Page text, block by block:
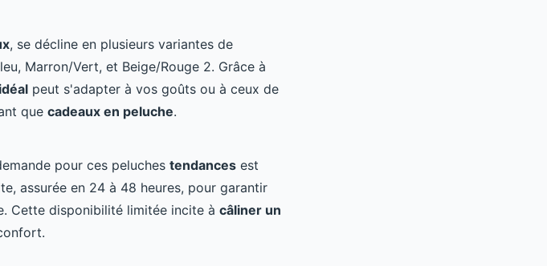
, se décline en plusieurs variantes de
Marron/Vert, et Beige/Rouge 2. Grâce à
peut s'adapter à vos goûts ou à ceux de
que cadeaux en peluche.
pour ces peluches tendances est
assurée en 24 à 48 heures, pour garantir
Cette disponibilité limitée incite à câliner un